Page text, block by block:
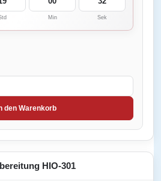
Min Sek
den Warenkorb
HIO-301